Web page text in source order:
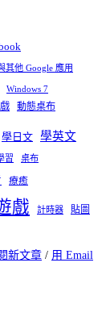
其他 Google 應用
Windows 7
動態桌布
學日文 學英文
習 桌布
療癒
戲 計時器
貼圖
新文章 / 用 Email